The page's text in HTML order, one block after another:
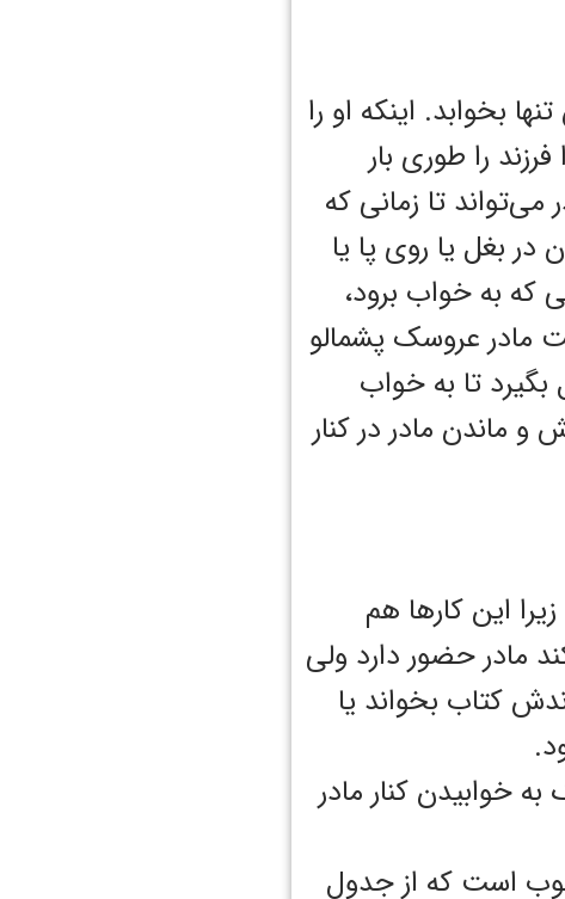
بخوابد. اینکه او را
را طوری بار
تا زمانی که
در بغل یا روی پا یا
که به خواب برود،
مادر عروسک پشمالو
تا به خواب
ماندن مادر در کنار
این کارها هم
مادر حضور دارد ولی
کتاب بخواند یا
خوابیدن کنار مادر
است که از جدول